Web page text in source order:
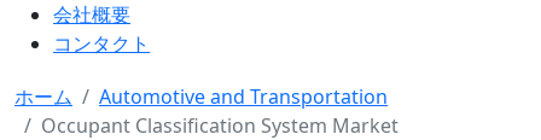
会社概要
コンタクト
ホーム
Automotive and Transportation
Occupant Classification System Market